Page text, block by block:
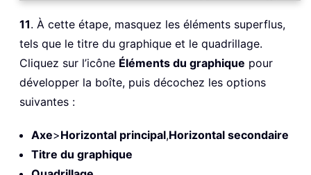
11. À cette étape, masquez les éléments superflus,
tels que le titre du graphique et le quadrillage.
Cliquez sur l’icône Éléments du graphique pour
développer la boîte, puis décochez les options
suivantes :
Axe>Horizontal principal,Horizontal secondaire
Titre du graphique